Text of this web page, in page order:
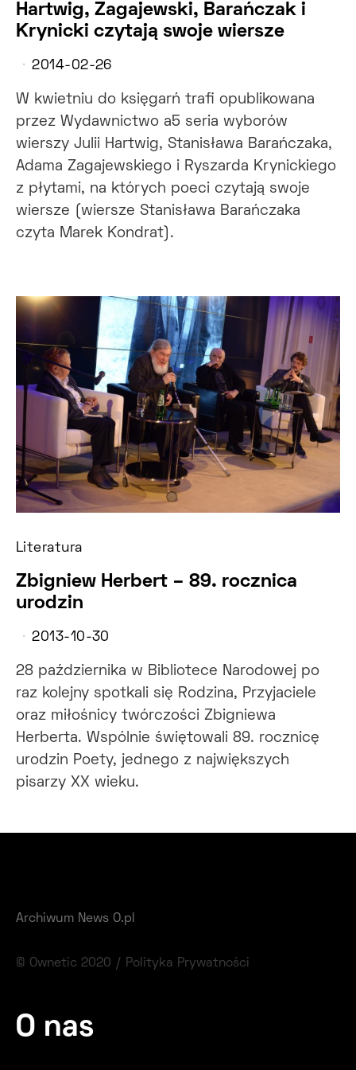
Hartwig, Zagajewski, Barańczak i
Krynicki czytają swoje wiersze
2014-02-26
W kwietniu do księgarń trafi opublikowana
przez Wydawnictwo a5 seria wyborów
wierszy Julii Hartwig, Stanisława Barańczaka,
Adama Zagajewskiego i Ryszarda Krynickiego
z płytami, na których poeci czytają swoje
wiersze (wiersze Stanisława Barańczaka
czyta Marek Kondrat).
Literatura
Zbigniew Herbert – 89. rocznica
urodzin
2013-10-30
28 października w Bibliotece Narodowej po
raz kolejny spotkali się Rodzina, Przyjaciele
oraz miłośnicy twórczości Zbigniewa
Herberta. Wspólnie świętowali 89. rocznicę
urodzin Poety, jednego z największych
pisarzy XX wieku.
Archiwum News O.pl
© Ownetic 2020 / Polityka Prywatności
O nas